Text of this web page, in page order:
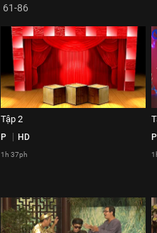
61-86
Tập 2
P HD
1h 37ph
P